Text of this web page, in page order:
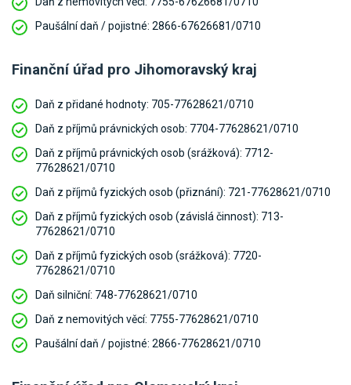
Paušální daň / pojistné: 2866-67626681/0710
Finanční úřad pro Jihomoravský kraj
Daň z přidané hodnoty: 705-77628621/0710
Daň z příjmů právnických osob: 7704-77628621/0710
Daň z příjmů právnických osob (srážková): 7712-
77628621/0710
Daň z příjmů fyzických osob (přiznání): 721-77628621/0710
Daň z příjmů fyzických osob (závislá činnost): 713-
77628621/0710
Daň z příjmů fyzických osob (srážková): 7720-
77628621/0710
Daň silniční: 748-77628621/0710
Daň z nemovitých věcí: 7755-77628621/0710
Paušální daň / pojistné: 2866-77628621/0710